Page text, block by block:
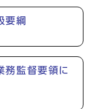
要綱
務監督要領に